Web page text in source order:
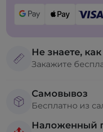
Не знаете,
Закажите
Самовывоз
Бесплатно из
Наложенный